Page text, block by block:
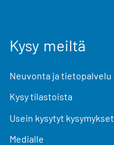
Kysy meiltä
Neuvonta ja tietopalvelu
Kysy tilastoista
Usein kysytyt kysymykset
Medialle